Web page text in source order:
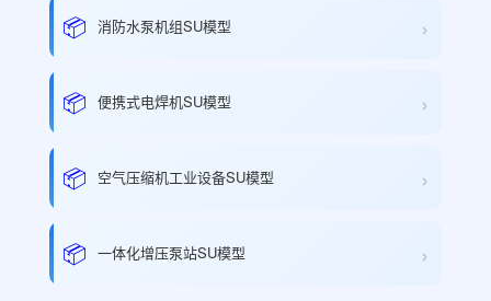
📦 消防水泵机组SU模型 ›
📦 便携式电焊机SU模型 ›
📦 空气压缩机工业设备SU模型 ›
📦 一体化增压泵站SU模型 ›